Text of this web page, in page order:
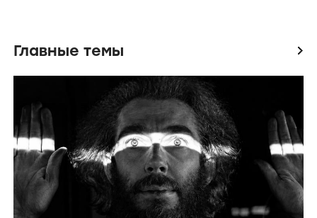
Главные темы icon